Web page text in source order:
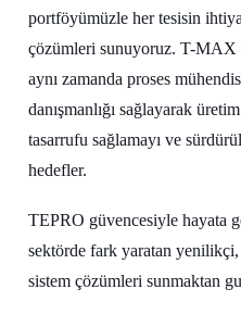
portföyümüzle her tesisin
çözümleri sunuyoruz. T-MAX
aynı zamanda proses
danışmanlığı sağlayarak
tasarrufu sağlamayı ve
hedefler.
TEPRO güvencesiyle hayata
sektörde fark yaratan
sistem çözümleri sunmaktan